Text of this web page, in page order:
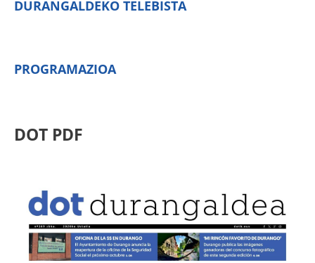
DURANGALDEKO TELEBISTA
PROGRAMAZIOA
DOT PDF